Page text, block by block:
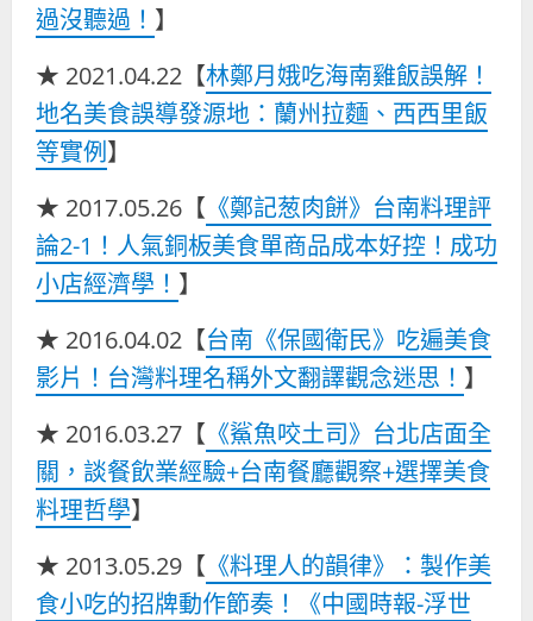
過沒聽過！ 】
★ 2021.04.22【林鄭月娥吃海南雞飯誤解！
地名美食誤導發源地：蘭州拉麵、西西里飯
等實例】
★ 2017.05.26【 《鄭記葱肉餅》台南料理評
論2-1！人氣銅板美食單商品成本好控！成功
小店經濟學！ 】
★ 2016.04.02【台南《保國衛民》吃遍美食
影片！台灣料理名稱外文翻譯觀念迷思！ 】
★ 2016.03.27【 《鯊魚咬土司》台北店面全
關，談餐飲業經驗+台南餐廳觀察+選擇美食
料理哲學】
★ 2013.05.29【 《料理人的韻律》：製作美
食小吃的招牌動作節奏！《中國時報-浮世